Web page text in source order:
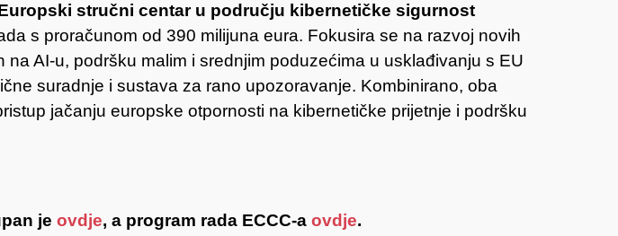
stručni centar u području kibernetičke sigurnost
s proračunom od 390 milijuna eura. Fokusira se na razvoj novih
AI-u, podršku malim i srednjim poduzećima u usklađivanju s EU
suradnje i sustava za rano upozoravanje. Kombinirano, oba
jačanju europske otpornosti na kibernetičke prijetnje i podršku
jeovdje, a program rada ECCC-aovdje.